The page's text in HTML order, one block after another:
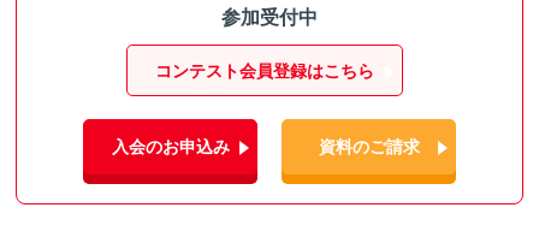
参加受付中
コンテスト会員登録はこちら
入会のお申込み 資料のご請求